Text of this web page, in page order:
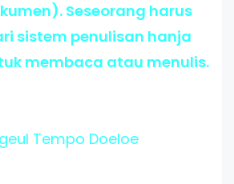
Seseorang harus
sistem penulisan hanja
membaca atau menulis.
Tempo Doeloe